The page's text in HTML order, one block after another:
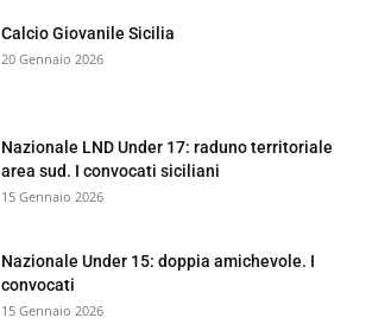
Calcio Giovanile Sicilia
20 Gennaio 2026
Nazionale LND Under 17: raduno territoriale
area sud. I convocati siciliani
15 Gennaio 2026
Nazionale Under 15: doppia amichevole. I
convocati
15 Gennaio 2026